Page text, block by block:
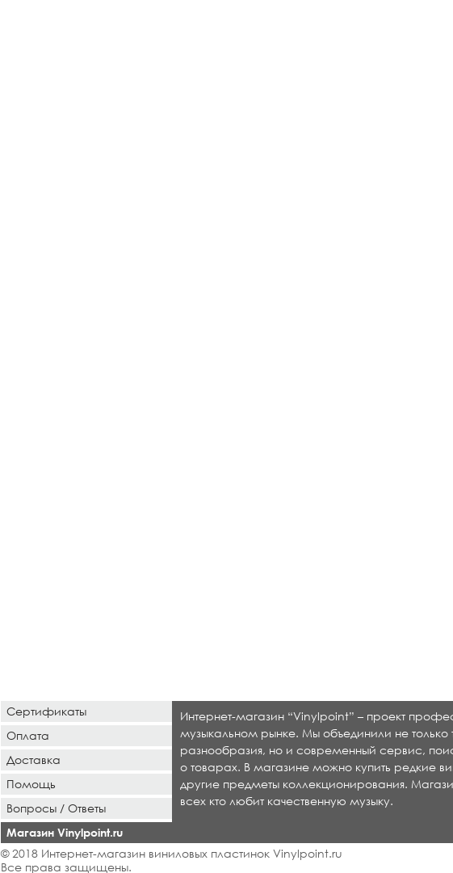
Сертификаты
Оплата
Доставка
Помощь
Вопросы / Ответы
Магазин Vinylpoint.ru
Интернет-магазин “Vinylpoint” – проект
музыкальном рынке. Мы объединили не только
разнообразия, но и современный сервис,
о товарах. В магазине можно купить редкие
другие предметы коллекционирования.
всех кто любит качественную музыку.
© 2018 Интернет-магазин виниловых пластинок Vinylpoint.ru
Все права защищены.